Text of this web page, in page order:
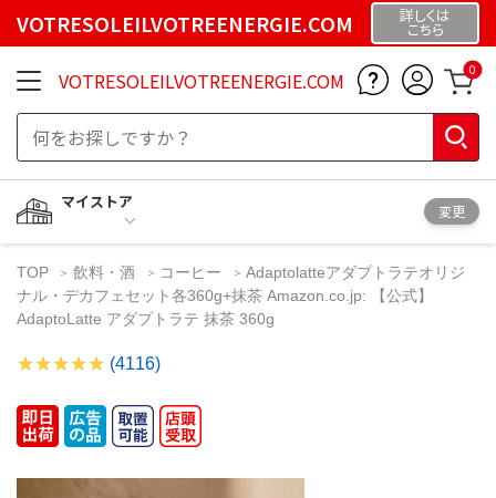
VOTRESOLEILVOTREENERGIE.COM 詳しくは
こちら
VOTRESOLEILVOTREENERGIE.COM 0
マイストア
変更
TOP 飲料・酒 コーヒー
Adaptolatteアダプトラテオリジ
ナル・デカフェセット各360g+抹茶 Amazon.co.jp: 【公式】
AdaptoLatte アダプトラテ 抹茶 360g
(4116)